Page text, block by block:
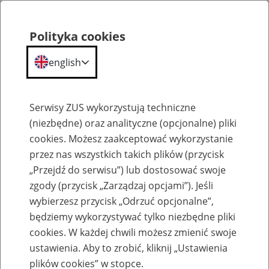
Komunikaty
Utrudnienia w dostępie do usług
elektronicznych ZUS 24 i 25 stycznia
Polityka cookies
english
Serwisy ZUS wykorzystują techniczne
(niezbędne) oraz analityczne (opcjonalne) pliki
cookies. Możesz zaakceptować wykorzystanie
przez nas wszystkich takich plików (przycisk
„Przejdź do serwisu”) lub dostosować swoje
zgody (przycisk „Zarządzaj opcjami”). Jeśli
wybierzesz przycisk „Odrzuć opcjonalne”,
będziemy wykorzystywać tylko niezbędne pliki
cookies. W każdej chwili możesz zmienić swoje
ustawienia. Aby to zrobić, kliknij „Ustawienia
plików cookies” w stopce.